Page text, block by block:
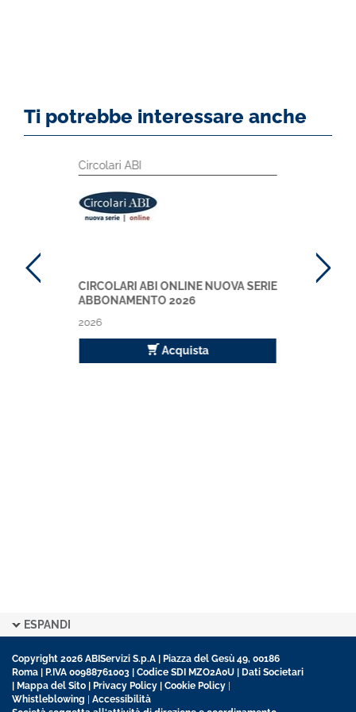
Ti potrebbe interessare anche
Circolari ABI
CIRCOLARI ABI ONLINE NUOVA SERIE
ABBONAMENTO 2026
2026
Acquista
ESPANDI
Copyright 2026 ABIServizi S.p.A | Piazza del Gesù 49, 00186
Roma | P.IVA 00988761003 | Codice SDI MZO2A0U |
Dati Societari
Mappa del Sito Privacy Policy Cookie Policy
Whistleblowing
Accessibilità